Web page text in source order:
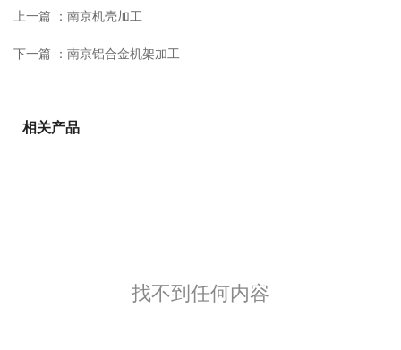
上一篇 ： 南京机壳加工
下一篇 ： 南京铝合金机架加工
相关产品
找不到任何内容